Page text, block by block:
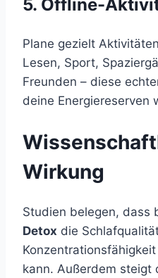
5. Offline-
Plane gezielt
Lesen, Sport,
Freunden – diese
deine Energiereserven
Wirkung
Studien belegen, dass
Detox die
kann. Außerdem steigt